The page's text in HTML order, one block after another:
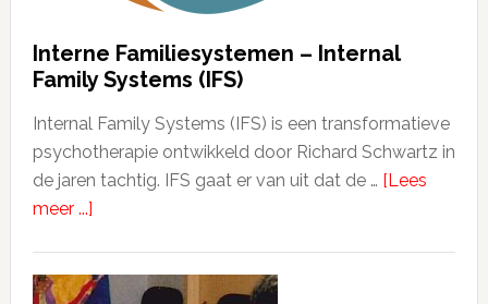
Interne Familiesystemen – Internal
Family Systems (IFS)
Internal Family Systems (IFS) is een transformatieve
psychotherapie ontwikkeld door Richard Schwartz in
de jaren tachtig. IFS gaat er van uit dat de … [Lees
meer ...]